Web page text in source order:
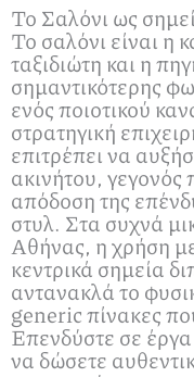
Το Σαλόνι ως
Το σαλόνι είναι η
ταξιδιώτη και η
σημαντικότερης
ενός ποιοτικού
στρατηγική
επιτρέπει να
ακινήτου, γεγονός
απόδοση της
στυλ. Στα συχνά
Αθήνας, η χρήση
κεντρικά σημεία
αντανακλά το
generic πίνακες
Επενδύστε σε έργα
να δώσετε